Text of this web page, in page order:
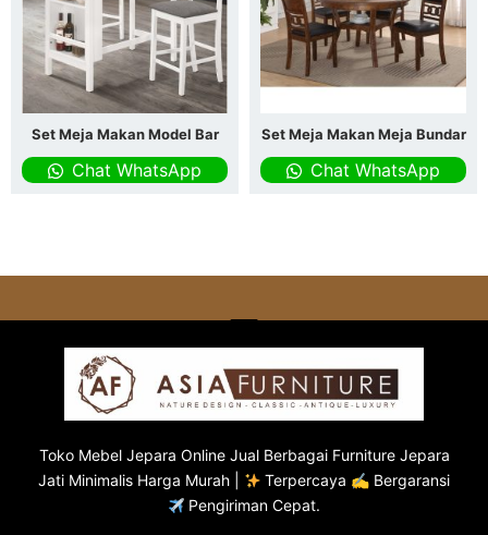
Set Meja Makan Model Bar
Chat WhatsApp
Set Meja Makan Meja Bundar
Chat WhatsApp
Toko Mebel Jepara Online Jual Berbagai Furniture Jepara
Jati Minimalis Harga Murah |
Terpercaya ✍ Bergaransi
Pengiriman Cepat.